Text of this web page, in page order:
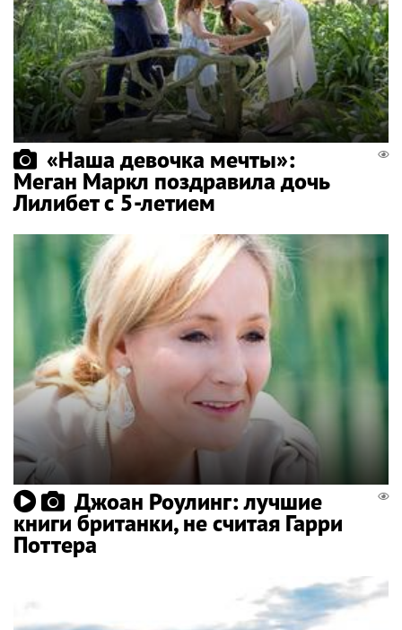
«Наша девочка мечты»:
Меган Маркл поздравила дочь
Лилибет с 5-летием
Джоан Роулинг: лучшие
книги британки, не считая Гарри
Поттера